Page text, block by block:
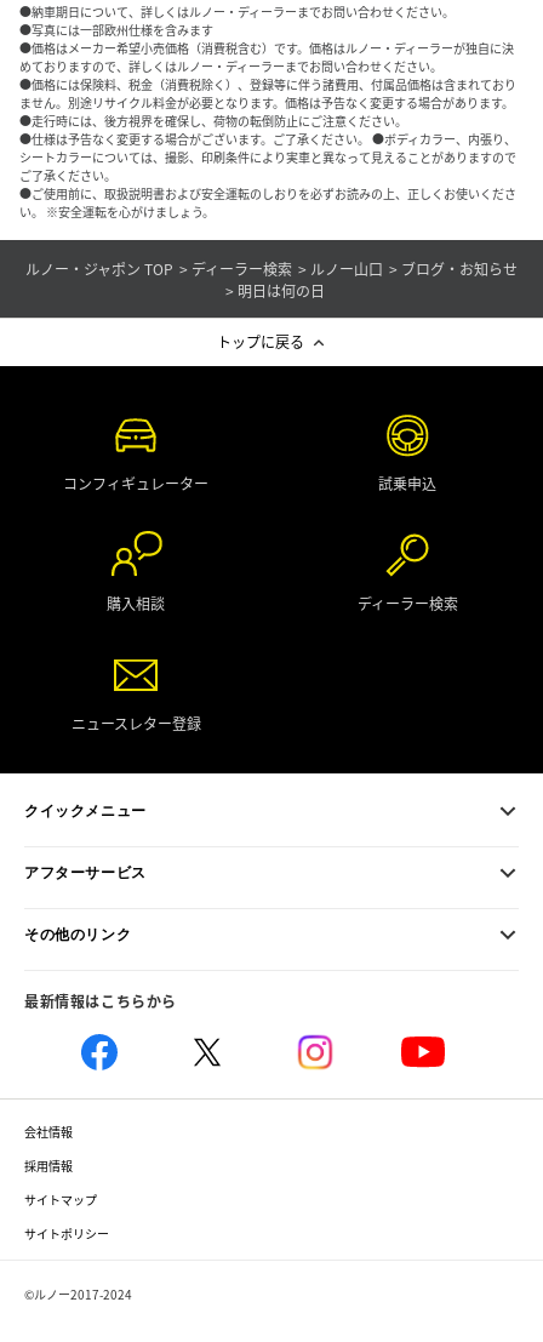
●納車期日について、詳しくはルノー・ディーラーまでお問い合わせください。
●写真には一部欧州仕様を含みます
●価格はメーカー希望小売価格（消費税含む）です。価格はルノー・ディーラーが独自に決
めておりますので、詳しくはルノー・ディーラーまでお問い合わせください。
●価格には保険料、税金（消費税除く）、登録等に伴う諸費用、付属品価格は含まれており
ません。別途リサイクル料金が必要となります。価格は予告なく変更する場合があります。
●走行時には、後方視界を確保し、荷物の転倒防止にご注意ください。
●仕様は予告なく変更する場合がございます。ご了承ください。 ●ボディカラー、内張り、
シートカラーについては、撮影、印刷条件により実車と異なって見えることがありますので
ご了承ください。
●ご使用前に、取扱説明書および安全運転のしおりを必ずお読みの上、正しくお使いくださ
い。 ※安全運転を心がけましょう。
ルノー・ジャポン TOP ディーラー検索 ルノー山口
ブログ・お知らせ
明日は何の日
トップに戻る
コンフィギュレーター 試乗申込
購入相談 ディーラー検索
ニュースレター登録
クイックメニュー
アフターサービス
その他のリンク
最新情報はこちらから
会社情報
採用情報
サイトマップ
サイトポリシー
©ルノー2017-2024